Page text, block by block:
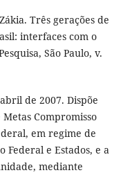
Três gerações de
interfaces com o
São Paulo, v.
de 2007. Dispõe
Compromisso
em regime de
Federal e Estados, e a
mediante